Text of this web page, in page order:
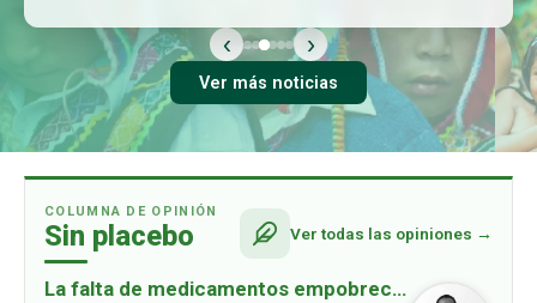
‹ ›
Ver más noticias
COLUMNA DE OPINIÓN
Sin placebo Ver todas las opiniones →
La falta de medicamentos empobrece